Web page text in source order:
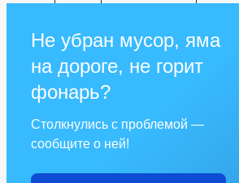
Не убран мусор, яма
на дороге, не горит
фонарь?
Столкнулись с проблемой —
сообщите о ней!